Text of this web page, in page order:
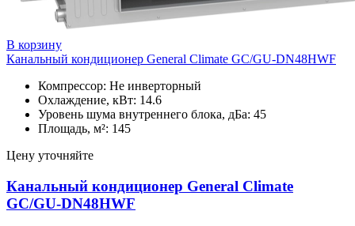
В корзину
Канальный кондиционер General Climate GC/GU-DN48HWF
Компрессор: Не инверторный
Охлаждение, кВт: 14.6
Уровень шума внутреннего блока, дБа: 45
Площадь, м²: 145
Цену уточняйте
Канальный кондиционер General Climate
GC/GU-DN48HWF